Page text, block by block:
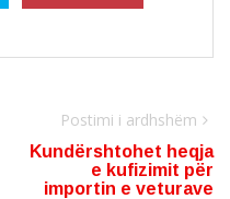
Postimi i ardhshëm
Kundërshtohet heqja
e kufizimit për
importin e veturave